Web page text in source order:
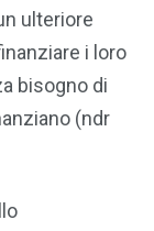
ulteriore
i loro
bisogno di
(ndr